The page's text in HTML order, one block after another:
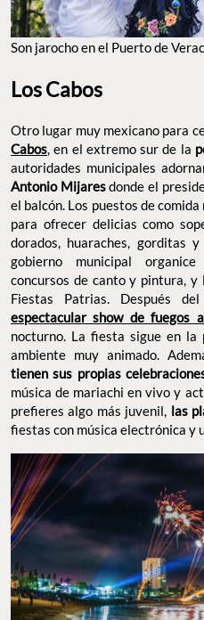
Son jarocho en el Puerto de
Los Cabos
Otro lugar muy mexicano para
Cabos, en el extremo sur de la
autoridades municipales
Antonio Mijaresdonde el
el balcón. Los puestos de
para ofrecer delicias como
dorados, huaraches, gorditas
gobierno municipal
concursos de canto y pintura,
Fiestas Patrias. Después
espectacular show de fuegos
nocturno. La fiesta sigue en
ambiente muy animado.
tienen sus propias
música de mariachi en vivo y
prefieres algo más juvenil, las
fiestas con música electrónica y